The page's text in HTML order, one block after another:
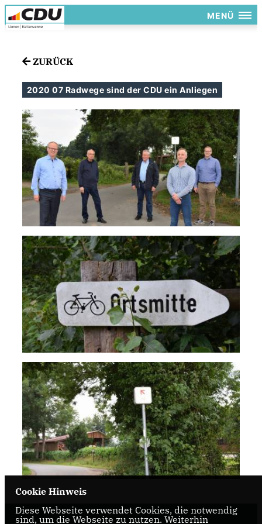
MENÜ
ZURÜCK
2020 07 Radwege sind der CDU ein Anliegen
Cookie Hinweis
Diese Webseite verwendet Cookies, die notwendig
sind, um die Webseite zu nutzen. Weiterhin